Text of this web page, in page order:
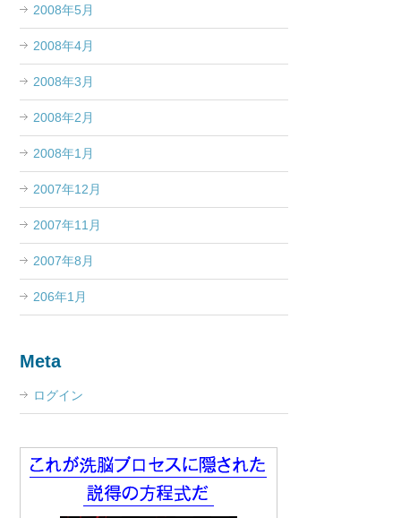
2008年5月
2008年4月
2008年3月
2008年2月
2008年1月
2007年12月
2007年11月
2007年8月
206年1月
Meta
ログイン